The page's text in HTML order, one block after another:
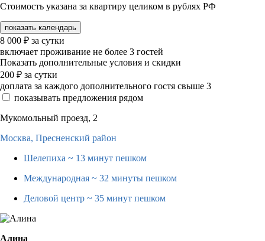
Стоимость указана за квартиру целиком в рублях РФ
показать календарь
8 000 ₽ за сутки
включает проживание не более 3 гостей
Показать дополнительные условия и скидки
200 ₽ за сутки
доплата за каждого дополнительного гостя свыше 3
показывать предложения рядом
Мукомольный проезд, 2
Москва, Пресненский район
Шелепиха ~ 13 минут пешком
Международная ~ 32 минуты пешком
Деловой центр ~ 35 минут пешком
Алина